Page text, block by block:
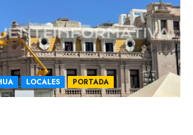
LOCALES PORTADA